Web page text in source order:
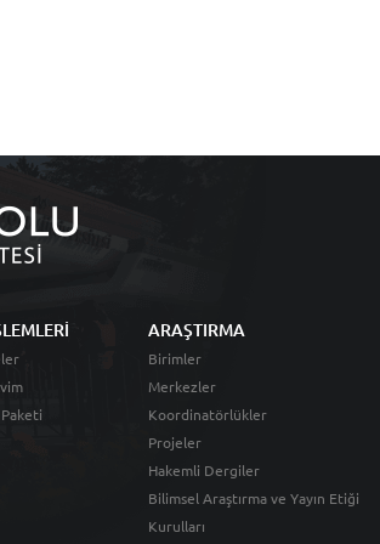
ARAŞTIRMA
Birimler
Merkezler
Koordinatörlükler
Projeler
Hakemli Dergiler
Bilimsel Araştırma ve Yayın Etiği
Kurulları